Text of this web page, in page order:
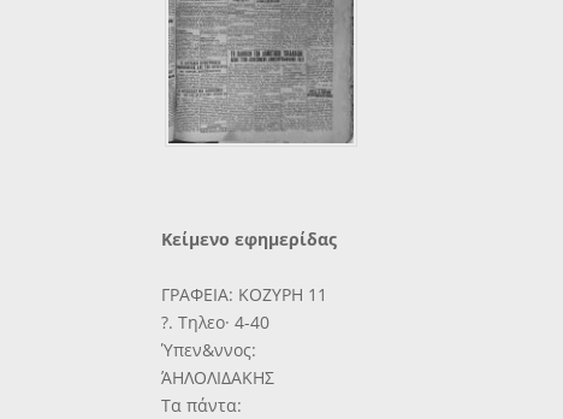
Κείμενο εφημερίδας
ΓΡΑΦΕΙΑ: ΚΟΖΥΡΗ 11
?. Τηλεο· 4-40
Ύπεν&ννος:
ΆΗΛΟΛΙΔΑΚΗΣ
Τα πάντα: